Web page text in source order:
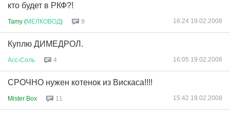
кто будет в РКФ?!
Tamy (МЕЛКОВОД) 9 16:24 19.02.2008
Куплю ДИМЕДРОЛ.
Асс-Соль 4 16:05 19.02.2008
СРОЧНО нужен котенок из Вискаса!!!!
Mister Box 11 15:42 19.02.2008